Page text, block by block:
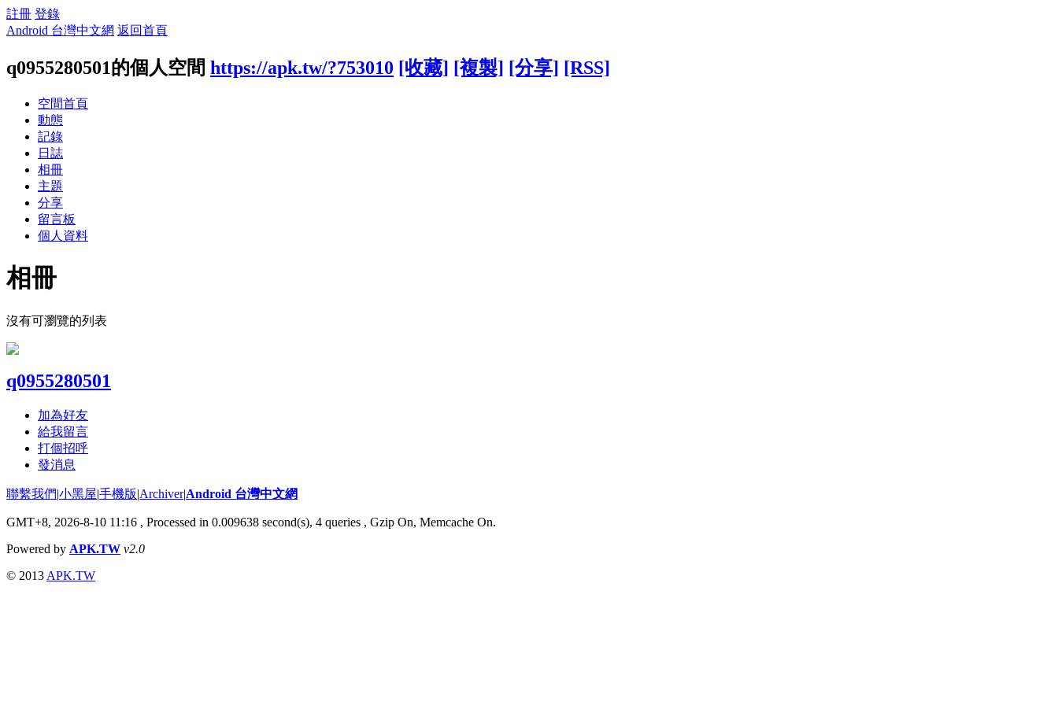
註冊 登錄
Android 台灣中文網 返回首頁
q0955280501的個人空間 https://apk.tw/?753010 [收藏] [複製] [分享] [RSS]
空間首頁
動態
記錄
日誌
相冊
主題
分享
留言板
個人資料
相冊
沒有可瀏覽的列表
q0955280501
加為好友
給我留言
打個招呼
發消息
聯繫我們|小黑屋|手機版|Archiver|Android 台灣中文網
GMT+8, 2026-8-10 11:16 , Processed in 0.009638 second(s), 4 queries , Gzip On, Memcache On.
Powered by APK.TW v2.0
© 2013 APK.TW